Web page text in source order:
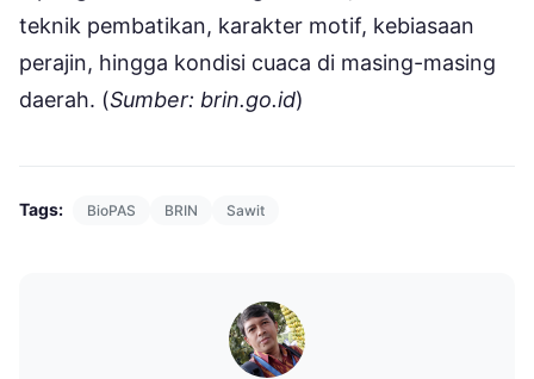
teknik pembatikan, karakter motif, kebiasaan
perajin, hingga kondisi cuaca di masing-masing
daerah. (Sumber: brin.go.id)
Tags: BioPAS BRIN Sawit